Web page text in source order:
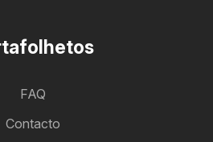
FAQ
Contacto